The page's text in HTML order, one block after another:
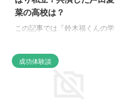
至る経緯は、これまでの活躍を活
かしスポーツ特別入試により政治
経済学部に入りました。 偏差値
あると関心しました！ 本田真凛
菜の高校は？
この記事では「鈴木福くんの学
そこで芸能人の受験にも興味があ
成功体験談